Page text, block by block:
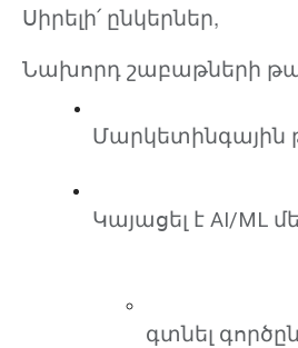
Սիրելի՛ ընկերներ,
Նախորդ շաբաթների
Մարկետինգային
Կայացել է AI/ML
գտնել